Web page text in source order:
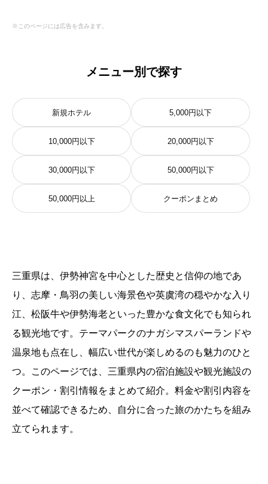
※このページには広告を含みます。
メニュー別で探す
新規ホテル 5,000円以下
10,000円以下 20,000円以下
30,000円以下 50,000円以下
50,000円以上 クーポンまとめ
三重県は、伊勢神宮を中心とした歴史と信仰の地であ
り、志摩・鳥羽の美しい海景色や英虞湾の穏やかな入り
江、松阪牛や伊勢海老といった豊かな食文化でも知られ
る観光地です。テーマパークのナガシマスパーランドや
温泉地も点在し、幅広い世代が楽しめるのも魅力のひと
つ。このページでは、三重県内の宿泊施設や観光施設の
クーポン・割引情報をまとめて紹介。料金や割引内容を
並べて確認できるため、自分に合った旅のかたちを組み
立てられます。